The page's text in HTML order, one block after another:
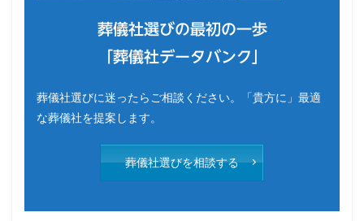
葬儀社選びの最初の一歩
「葬儀社データバンク」
葬儀社選びに迷ったらご相談ください。「貴方に」最適
な葬儀社を提案します。
葬儀社選びを相談する